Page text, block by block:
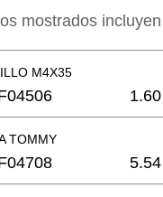
mostrados
M4X35
1.60
TOMMY
5.54